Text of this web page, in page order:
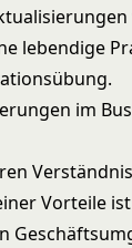
lebendige
im
Vorteile